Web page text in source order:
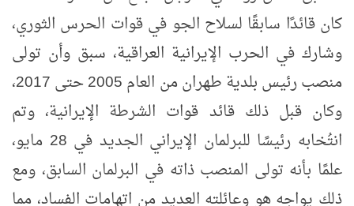
كان قائدًا سابقًا لسلاح الجو في قوات الحرس الثوري،
وشارك في الحرب الإيرانية العراقية، سبق وأن تولى
منصب رئيس بلدية طهران من العام 2005 حتى 2017،
وكان قبل ذلك قائد قوات الشرطة الإيرانية، وتم
انتُخابه رئيسًا للبرلمان الإيراني الجديد في 28 مايو،
علمًا بأنه تولى المنصب ذاته في البرلمان السابق، ومع
ذلك يواجه هو وعائلته العديد من اتهامات الفساد، مما